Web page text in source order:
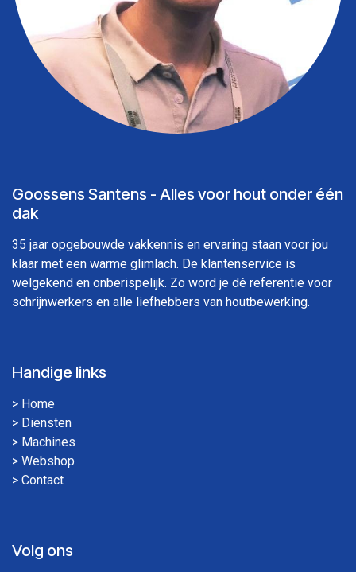
Goossens Santens - Alles voor hout onder één
dak
35 jaar opgebouwde vakkennis en ervaring staan voor jou
klaar met een warme glimlach. De klantenservice is
welgekend en onberispelijk. Zo word je dé referentie voor
schrijnwerkers en alle liefhebbers van houtbewerking.
Handige links
> Home
> Diensten
> Machines
> Webshop
> Contact
Volg ons